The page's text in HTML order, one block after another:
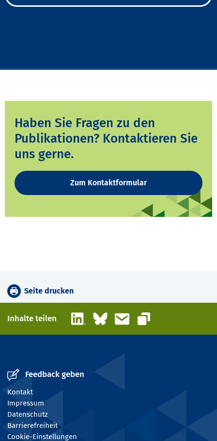
Haben Sie Fragen zu den
Publikationen? Kontaktieren Sie
uns gerne.
Zum Kontaktformular
Seite drucken
Inhalte teilen LinkedInBlueskyE-Mail
Link kopieren
Feedback geben
Kontakt
Impressum
Datenschutz
Barrierefreiheit
Cookie-Einstellungen